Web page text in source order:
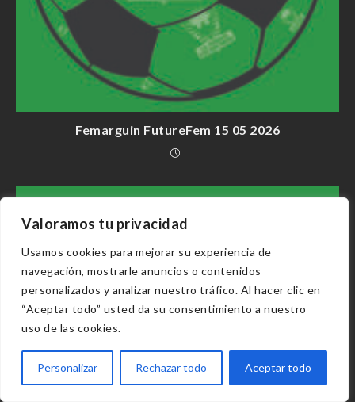
Valoramos tu privacidad
Usamos cookies para mejorar su experiencia de
navegación, mostrarle anuncios o contenidos
personalizados y analizar nuestro tráfico. Al hacer clic en
“Aceptar todo” usted da su consentimiento a nuestro
uso de las cookies.
Personalizar Rechazar todo Aceptar todo
Femarguin FutureFem 15 05 2026